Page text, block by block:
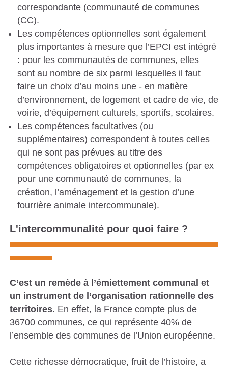
A
correspondante (communauté de communes
(CC).
Les compétences optionnelles sont également
plus importantes à mesure que l’EPCI est intégré
: pour les communautés de communes, elles
sont au nombre de six parmi lesquelles il faut
faire un choix d’au moins une - en matière
d’environnement, de logement et cadre de vie, de
voirie, d’équipement culturels, sportifs, scolaires.
Les compétences facultatives (ou
supplémentaires) correspondent à toutes celles
qui ne sont pas prévues au titre des
compétences obligatoires et optionnelles (par ex
pour une communauté de communes, la
création, l’aménagement et la gestion d’une
fourrière animale intercommunale).
L'intercommunalité pour quoi faire ?
C’est un remède à l’émiettement communal et
un instrument de l’organisation rationnelle des
territoires. En effet, la France compte plus de
36700 communes, ce qui représente 40% de
l’ensemble des communes de l’Union européenne.
Cette richesse démocratique, fruit de l’histoire, a